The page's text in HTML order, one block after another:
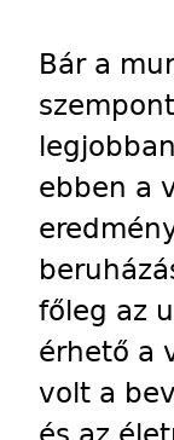
Bár a
ebben a
főleg az
érhető a
volt a